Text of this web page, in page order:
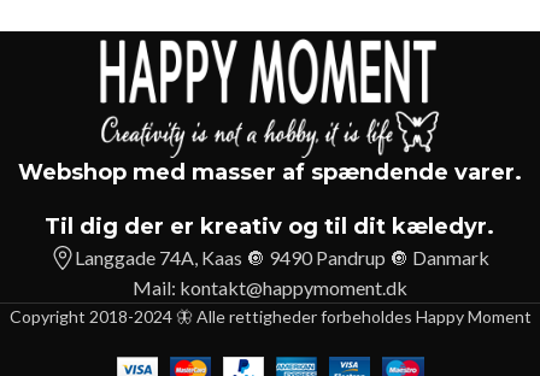
Webshop med masser af spændende varer.
Til dig der er kreativ og til dit kæledyr.
Langgade 74A, Kaas 🔘 9490 Pandrup 🔘 Danmark
Mail: kontakt@happymoment.dk
Copyright 2018-2024 🦋 Alle rettigheder forbeholdes Happy Moment